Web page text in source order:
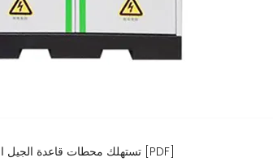
تستهلك محطات قاعدة الجيل الخامس كميات كبيرة من الطاقة [PDF]